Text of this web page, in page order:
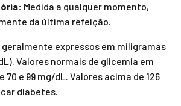
Medida a qualquer momento,
da última refeição.
geralmente expressos em miligramas
Valores normais de glicemia em
e 99 mg/dL. Valores acima de 126
diabetes.